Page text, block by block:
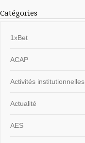
Catégories
1xBet
ACAP
Activités institutionnelles
Actualité
AES